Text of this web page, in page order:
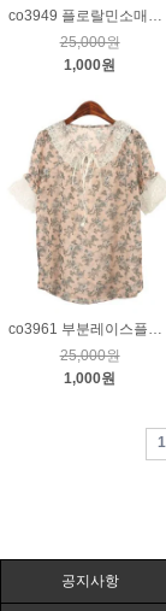
co3949 플로랄민소매튜닉_옐로우
25,000원
1,000원
co3961 부분레이스플라워쉬폰블라우스_핑크
25,000원
1,000원
1
공지사항